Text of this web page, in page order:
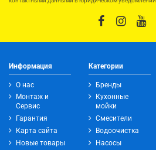
Информация
О нас
Монтаж и
Сервис
Гарантия
Карта сайта
Новые товары
Категории
Бренды
Кухонные
мойки
Смесители
Водоочистка
Насосы